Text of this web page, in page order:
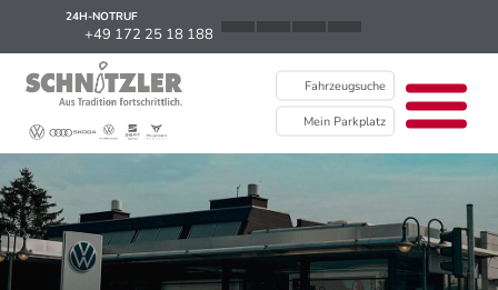
24H-NOTRUF
+49 172 25 18 188
Fahrzeugsuche
Mein Parkplatz
News
Kontakt / Standorte
Über uns
Newsletter